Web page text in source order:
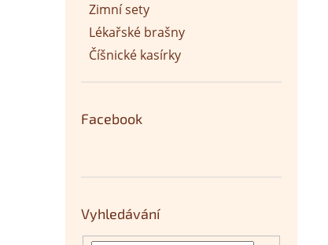
Zimní sety
Lékařské brašny
Číšnické kasírky
Facebook
Vyhledávání